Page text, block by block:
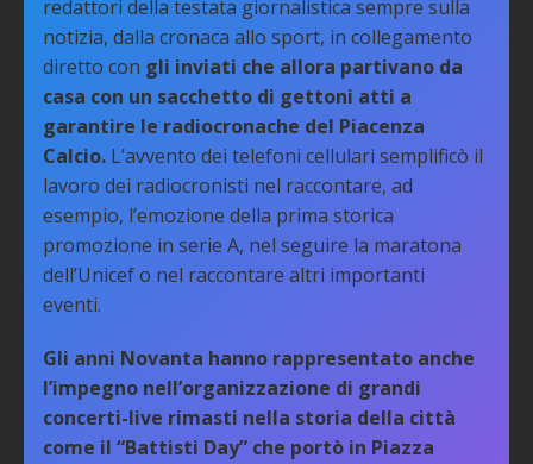
redattori della testata giornalistica sempre sulla
notizia, dalla cronaca allo sport, in collegamento
diretto con gli inviati che allora partivano da
casa con un sacchetto di gettoni atti a
garantire le radiocronache del Piacenza
Calcio. L’avvento dei telefoni cellulari semplificò il
lavoro dei radiocronisti nel raccontare, ad
esempio, l’emozione della prima storica
promozione in serie A, nel seguire la maratona
dell’Unicef o nel raccontare altri importanti
eventi.
Gli anni Novanta hanno rappresentato anche
l’impegno nell’organizzazione di grandi
concerti-live rimasti nella storia della città
come il “Battisti Day” che portò in Piazza